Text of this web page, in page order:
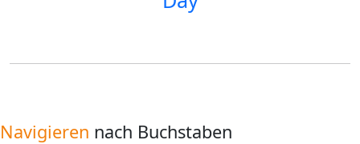
Navigieren nach Buchstaben